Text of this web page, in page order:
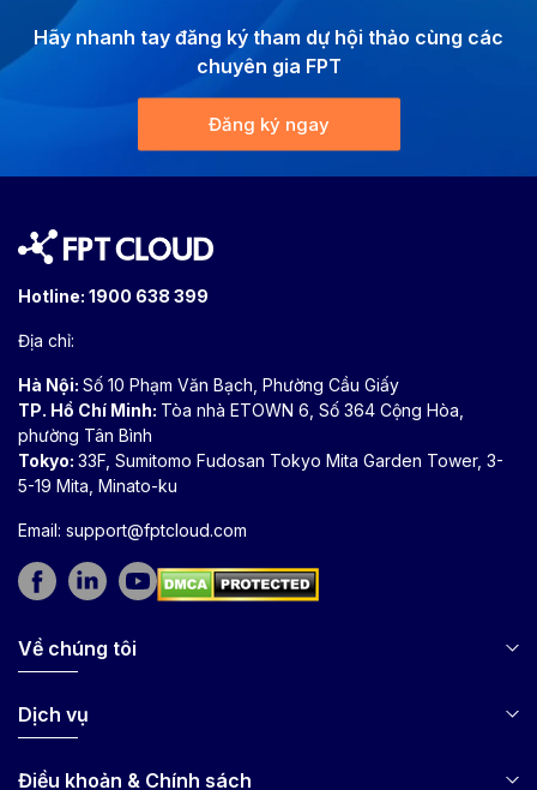
Hãy nhanh tay đăng ký tham dự hội thảo cùng các
chuyên gia FPT
Đăng ký ngay
Hotline: 1900 638 399
Địa chỉ:
Hà Nội: Số 10 Phạm Văn Bạch, Phường Cầu Giấy
TP. Hồ Chí Minh: Tòa nhà ETOWN 6, Số 364 Cộng Hòa,
phường Tân Bình
Tokyo: 33F, Sumitomo Fudosan Tokyo Mita Garden Tower, 3-
5-19 Mita, Minato-ku
Email: support@fptcloud.com
Về chúng tôi
Dịch vụ
Điều khoản & Chính sách